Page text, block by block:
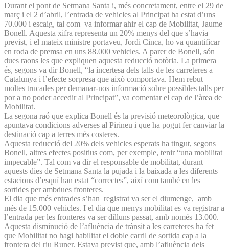
Durant el pont de Setmana Santa i, més concretament, entre el 29 de
març i el 2 d’abril, l’entrada de vehicles al Principat ha estat d’uns
70.000 i escaig, tal com va informar ahir el cap de Mobilitat, Jaume
Bonell. Aquesta xifra representa un 20% menys del que s’havia
previst, i el mateix ministre portaveu, Jordi Cinca, ho va quantificar
en roda de premsa en uns 88.000 vehicles. A parer de Bonell, són
dues raons les que expliquen aquesta reducció notòria. La primera
és, segons va dir Bonell, “la incertesa dels talls de les carreteres a
Catalunya i l’efecte sorpresa que això comportava. Hem rebut
moltes trucades per demanar-nos informació sobre possibles talls per
por a no poder accedir al Principat”, va comentar el cap de l’àrea de
Mobilitat.
La segona raó que explica Bonell és la previsió meteorològica, que
apuntava condicions adverses al Pirineu i que ha pogut fer canviar la
destinació cap a terres més costeres.
Aquesta reducció del 20% dels vehicles esperats ha tingut, segons
Bonell, altres efectes positius com, per exemple, tenir “una mobilitat
impecable”. Tal com va dir el responsable de mobilitat, durant
aquests dies de Setmana Santa la pujada i la baixada a les diferents
estacions d’esquí han estat “correctes”, així com també en les
sortides per ambdues fronteres.
El dia que més entrades s’han registrat va ser el diumenge, amb
més de 15.000 vehicles. I el dia que menys mobilitat es va registrar a
l’entrada per les fronteres va ser dilluns passat, amb només 13.000.
Aquesta disminució de l’afluència de trànsit a les carreteres ha fet
que Mobilitat no hagi habilitat el doble carril de sortida cap a la
frontera del riu Runer. Estava previst que, amb l’afluència dels